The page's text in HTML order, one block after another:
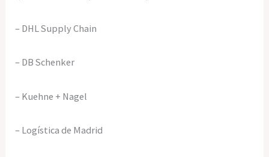
– DHL Supply Chain
– DB Schenker
– Kuehne + Nagel
– Logística de Madrid